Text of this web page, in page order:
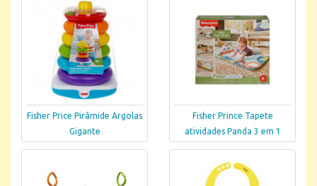
Fisher Price Pirâmide Argolas
Gigante
Fisher Prince Tapete
atividades Panda 3 em 1